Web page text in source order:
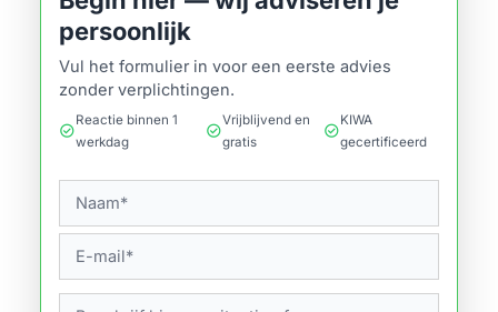
persoonlijk
Vul het formulier in voor een eerste advies
zonder verplichtingen.
check_circle
Reactie binnen 1
werkdag
check_circle
Vrijblijvend en
gratis
check_circle
KIWA
gecertificeerd